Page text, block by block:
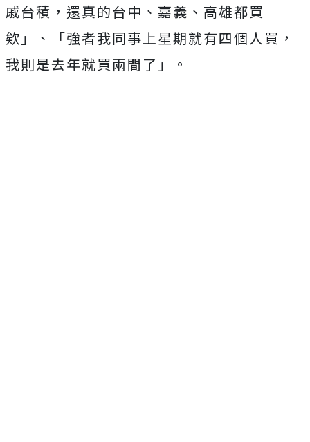
戚台積，還真的台中、嘉義、高雄都買
欸」
、「強者我同事上星期就有四個人買，
我則是去年就買兩間了」。